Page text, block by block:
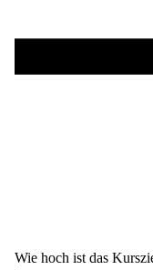
Wie hoch ist das